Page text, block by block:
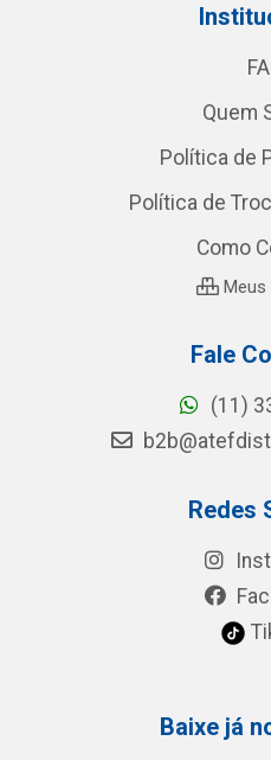
Quem
Política de
Política de
Como
Meus
Fale
(11)
Redes
Baixe já